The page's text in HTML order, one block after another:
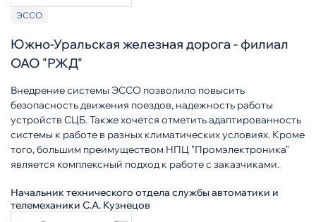
ЭССО
Южно-Уральская железная дорога - филиал
ОАО "РЖД"
Внедрение системы ЭССО позволило повысить
безопасность движения поездов, надежность работы
устройств СЦБ. Также хочется отметить адаптированность
системы к работе в разных климатических условиях. Кроме
того, большим преимуществом НПЦ "Промэлектроника"
является комплексный подход к работе с заказчиками.
Начальник технического отдела службы автоматики и
телемеханики С.А. Кузнецов